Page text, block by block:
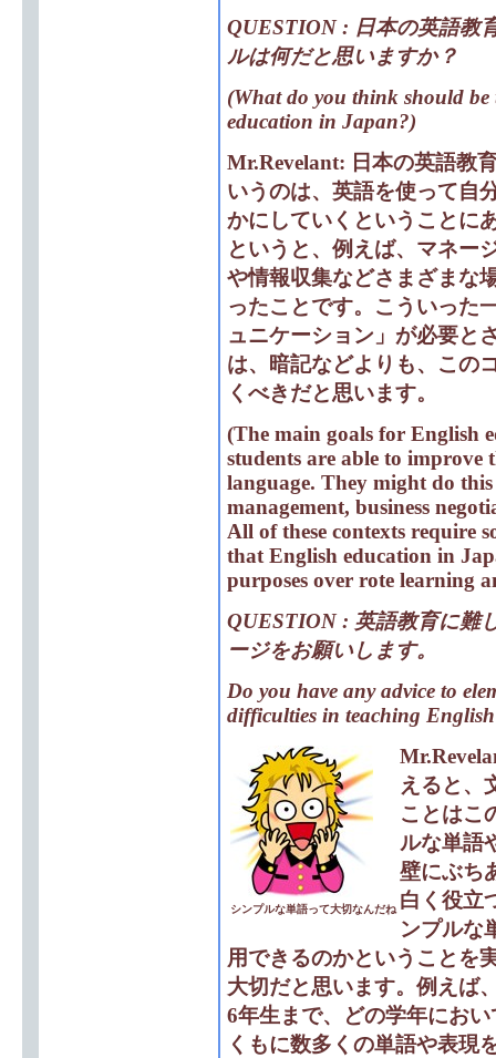
QUESTION : 日本の英語教
ルは何だと思いますか？
(What do you think should
education in Japan?)
Mr.Revelant: 日本の英語教
いうのは、英語を使って自
かにしていくということに
というと、例えば、マネー
や情報収集などさまざまな
ったことです。こういった
ュニケーション」が必要と
は、暗記などよりも、この
くべきだと思います。
(The main goals for English
students are able to improve
language. They might do
management, business
All of these contexts require
that English education in
purposes over rote learning
QUESTION : 英語教育に難
ージをお願いします。
Do you have any advice to
difficulties in teaching
シンプルな単語って大切なんだね
えると、
ことはこ
ルな単語
壁にぶち
白く役立
ンプルな
用できるのかということを
大切だと思います。例えば
6年生まで、どの学年にお
くもに数多くの単語や表現